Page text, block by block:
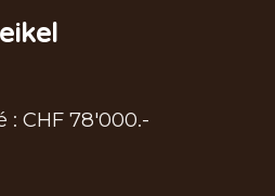
: CHF 78'000.-